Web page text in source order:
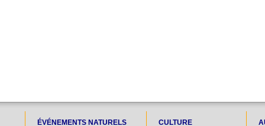
ÉVÉNEMENTS NATURELS CULTURE